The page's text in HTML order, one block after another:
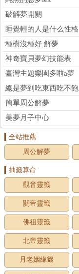
破解夢開關
睡覺輕的人是什么性格
種樹沒種好 解夢
神奇寶貝夢幻技能表
臺灣主題樂園多啦a夢
總是夢到吃東西吃不飽
簡單周公解夢
美夢月子中心
全站推薦
周公解夢
抽籤算命
觀音靈籤
關帝靈籤
佛祖靈籤
北帝靈籤
月老姻緣籤